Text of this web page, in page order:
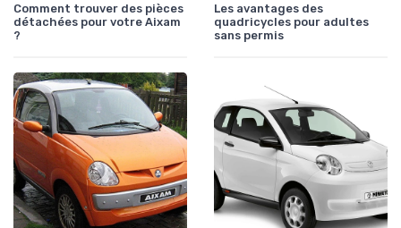
Comment trouver des pièces
détachées pour votre Aixam
?
Les avantages des
quadricycles pour adultes
sans permis